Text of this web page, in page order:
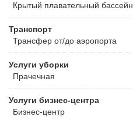
Крытый плавательный бассейн
Транспорт
Трансфер от/до аэропорта
Услуги уборки
Прачечная
Услуги бизнес-центра
Бизнес-центр